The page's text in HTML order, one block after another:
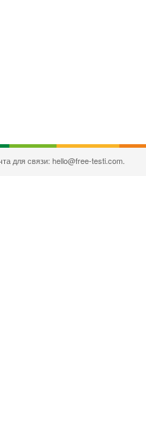
для связи: hello@free-testi.com.